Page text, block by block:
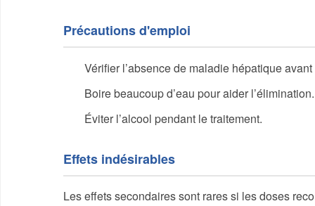
Précautions d'emploi
Vérifier l’absence de maladie hépatique
Boire beaucoup d’eau pour aider l’élimination.
Éviter l’alcool pendant le traitement.
Effets indésirables
Les effets secondaires sont rares si les doses